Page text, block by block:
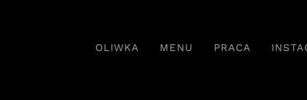
OLIWKA MENU PRACA